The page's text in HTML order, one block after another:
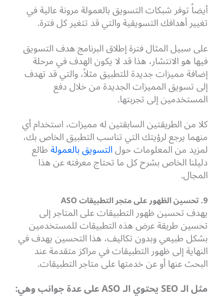
أيضاً توفر شبكات التسويق بالعمولة مرونة عالية في
تغيير أهدافك التسويقية والتي قد تتغير كل فترة.
على سبيل المثال فترة إطلاق البرنامج هدف التسويق
فيها هو الانتشار، هذا قد لا يكون الهدف في مرحلة
إضافة مميزات جديدة للتطبيق مثلاً، والتي قد تهدف
إلى تسويق المميزات الجديدة من خلال دفع
المستخدمين إلى تجربتها.
كلا من الطريقتين السابقتين له مميزات، استخدام أي
منهما يرجع لرؤيتك التي تناسب التطبيق الخاص بك،
لمزيد من المعلومات حولالتسويق بالعمولةطالع
دليلنا الخاص بشرح كل ما تحتاج معرفته عن هذا
المجال.
9. تحسين الظهور على متجر التطبيقات ASO
يهدف تحسين ظهور التطبيقات على المتاجر إلى
تحسين طريقة عرض هذه التطبيقات للمستخدمين
بشكل طبيعي وبدون تكاليف، هذا التحسين يهدف في
النهاية إلى ظهور التطبيقات في مراكز متقدمة عند
البحث عنها أو عن خدمتها على متاجر التطبيقات.
مثل الـ SEO يحتوي الـ ASO على عدة جوانب وهي: